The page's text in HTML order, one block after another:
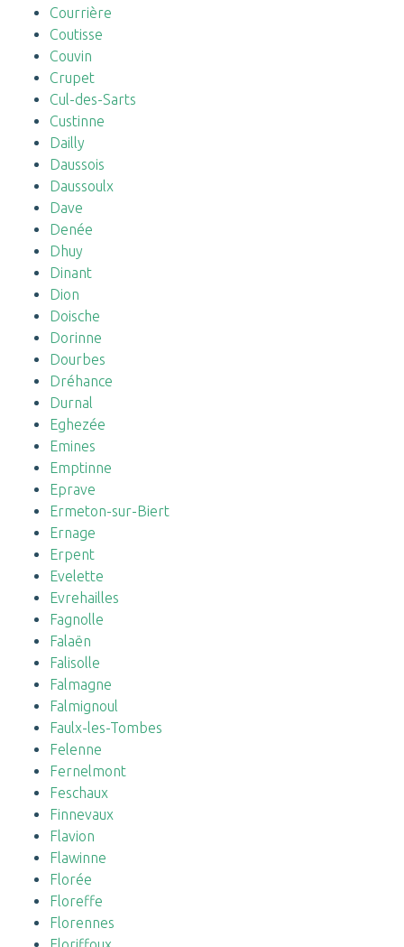
Courrière
Coutisse
Couvin
Crupet
Cul-des-Sarts
Custinne
Dailly
Daussois
Daussoulx
Dave
Denée
Dhuy
Dinant
Dion
Doische
Dorinne
Dourbes
Dréhance
Durnal
Eghezée
Emines
Emptinne
Eprave
Ermeton-sur-Biert
Ernage
Erpent
Evelette
Evrehailles
Fagnolle
Falaën
Falisolle
Falmagne
Falmignoul
Faulx-les-Tombes
Felenne
Fernelmont
Feschaux
Finnevaux
Flavion
Flawinne
Florée
Floreffe
Florennes